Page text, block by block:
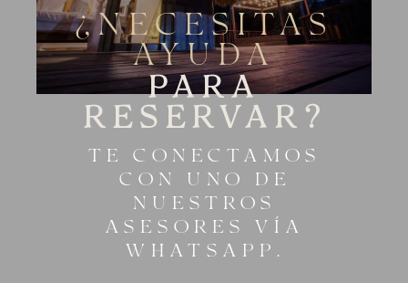
¿NECESITAS
AYUDA
PARA
RESERVAR?
TE CONECTAMOS
CON UNO DE
NUESTROS
ASESORES VÍA
WHATSAPP.